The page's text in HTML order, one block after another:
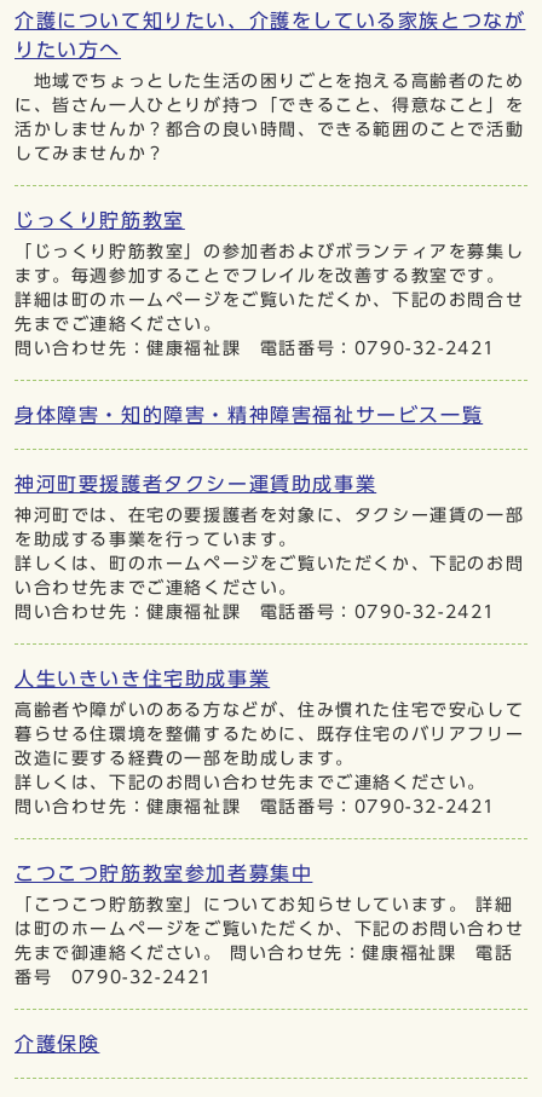
介護について知りたい、介護をしている家族とつなが
りたい方へ
地域でちょっとした生活の困りごとを抱える高齢者のため
に、皆さん一人ひとりが持つ「できること、得意なこと」を
活かしませんか？都合の良い時間、できる範囲のことで活動
してみませんか？
じっくり貯筋教室
「じっくり貯筋教室」の参加者およびボランティアを募集し
ます。毎週参加することでフレイルを改善する教室です。
詳細は町のホームページをご覧いただくか、下記のお問合せ
先までご連絡ください。
問い合わせ先：健康福祉課 電話番号：0790-32-2421
身体障害・知的障害・精神障害福祉サービス一覧
神河町要援護者タクシー運賃助成事業
神河町では、在宅の要援護者を対象に、タクシー運賃の一部
を助成する事業を行っています。
詳しくは、町のホームページをご覧いただくか、下記のお問
い合わせ先までご連絡ください。
問い合わせ先：健康福祉課 電話番号：0790-32-2421
人生いきいき住宅助成事業
高齢者や障がいのある方などが、住み慣れた住宅で安心して
暮らせる住環境を整備するために、既存住宅のバリアフリー
改造に要する経費の一部を助成します。
詳しくは、下記のお問い合わせ先までご連絡ください。
問い合わせ先：健康福祉課 電話番号：0790-32-2421
こつこつ貯筋教室参加者募集中
「こつこつ貯筋教室」についてお知らせしています。 詳細
は町のホームページをご覧いただくか、下記のお問い合わせ
先まで御連絡ください。 問い合わせ先：健康福祉課 電話
番号 0790-32-2421
介護保険